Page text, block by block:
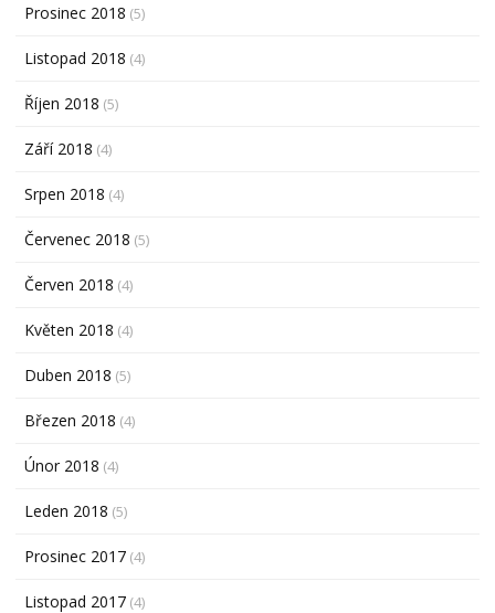
Prosinec 2018 (5)
Listopad 2018 (4)
Říjen 2018 (5)
Září 2018 (4)
Srpen 2018 (4)
Červenec 2018 (5)
Červen 2018 (4)
Květen 2018 (4)
Duben 2018 (5)
Březen 2018 (4)
Únor 2018 (4)
Leden 2018 (5)
Prosinec 2017 (4)
Listopad 2017 (4)